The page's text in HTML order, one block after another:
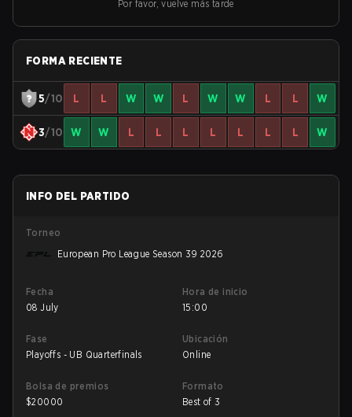
Por favor, vuelve más tarde
FORMA RECIENTE
5/10 L L W W L W W L L W
3/10 W W L L L L L L L W
INFO DEL PARTIDO
Torneo
European Pro League Season 39 2026
Fecha
08 July
Hora de inicio
15:00
Fase
Playoffs - UB Quarterfinals
Ubicación
Online
Bolsa de premios
$20000
Formato
Best of 3